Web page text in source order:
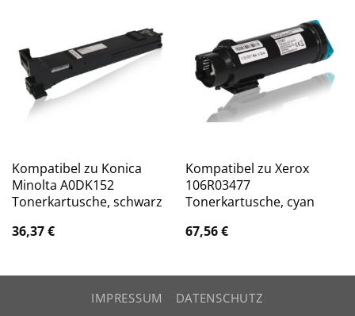
Kompatibel zu Konica
Minolta A0DK152
Tonerkartusche, schwarz
36,37€
Kompatibel zu Xerox
106R03477
Tonerkartusche, cyan
67,56€
IMPRESSUM DATENSCHUTZ